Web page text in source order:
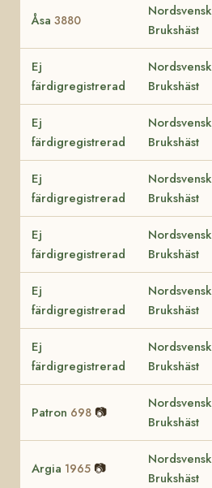
Åsa 3880
Nordsvensk
Brukshäst
Ej
färdigregistrerad
Nordsvensk
Brukshäst
Ej
färdigregistrerad
Nordsvensk
Brukshäst
Ej
färdigregistrerad
Nordsvensk
Brukshäst
Ej
färdigregistrerad
Nordsvensk
Brukshäst
Ej
färdigregistrerad
Nordsvensk
Brukshäst
Ej
färdigregistrerad
Nordsvensk
Brukshäst
Patron 698 📷
Nordsvensk
Brukshäst
Argia 1965 📷
Nordsvensk
Brukshäst